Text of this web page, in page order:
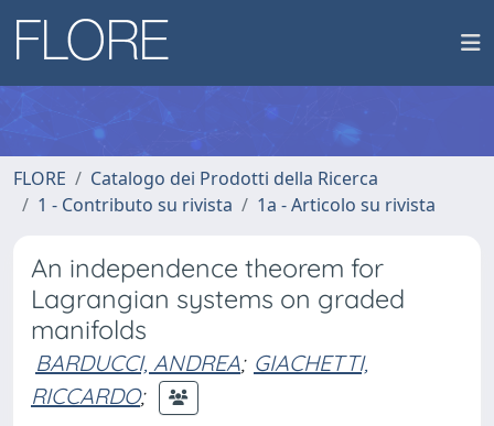
FLORE
Catalogo dei Prodotti della Ricerca
1 - Contributo su rivista
1a - Articolo su rivista
An independence theorem for
Lagrangian systems on graded
manifolds
BARDUCCI, ANDREA; GIACHETTI,
RICCARDO;